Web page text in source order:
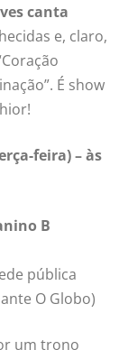
canta
e, claro,
É show
feira) – às
B
pública
O Globo)
um trono